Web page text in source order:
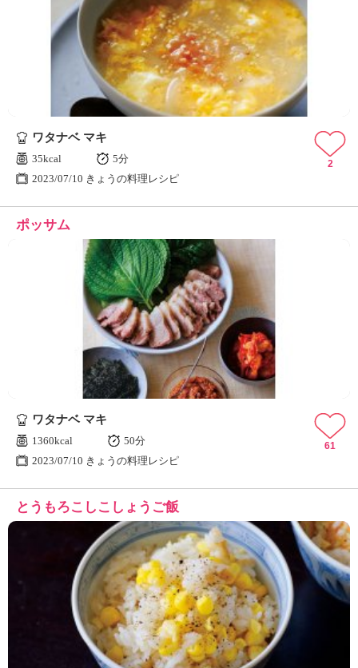
ワタナベ マキ
35kcal
5分
2023/07/10 きょうの料理レシピ
2
ポッサム
ワタナベ マキ
1360kcal
50分
2023/07/10 きょうの料理レシピ
61
とうもろこしこしょうご飯